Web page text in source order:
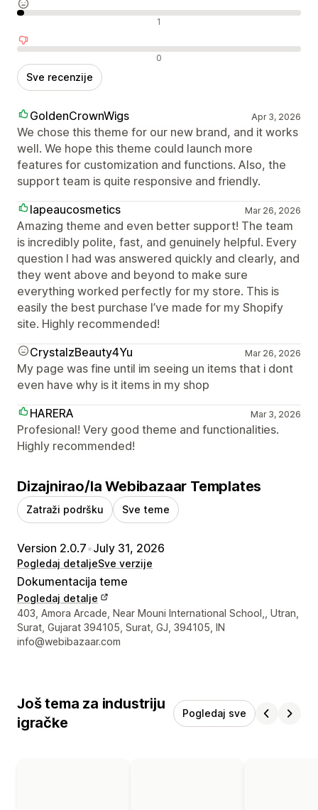
1
0
Sve recenzije
GoldenCrownWigs Apr 3, 2026
We chose this theme for our new brand, and it works
well. We hope this theme could launch more
features for customization and functions. Also, the
support team is quite responsive and friendly.
lapeaucosmetics
Mar 26, 2026
Amazing theme and even better support! The team
is incredibly polite, fast, and genuinely helpful. Every
question I had was answered quickly and clearly, and
they went above and beyond to make sure
everything worked perfectly for my store. This is
easily the best purchase I’ve made for my Shopify
site. Highly recommended!
CrystalzBeauty4Yu
Mar 26, 2026
My page was fine until im seeing un items that i dont
even have why is it items in my shop
HARERA
Mar 3, 2026
Profesional! Very good theme and functionalities.
Highly recommended!
Dizajnirao/la Webibazaar Templates
Zatraži podršku Sve teme
Version 2.0.7•July 31, 2026
Pogledaj detaljeSve verzije
Dokumentacija teme
Pogledaj detalje
Podaci za kontakt dizajnera
403, Amora Arcade, Near Mouni International School,, Utran,
Surat, Gujarat 394105, Surat, GJ, 394105, IN
info@webibazaar.com
Još tema za industriju
igračke
Pogledaj sve